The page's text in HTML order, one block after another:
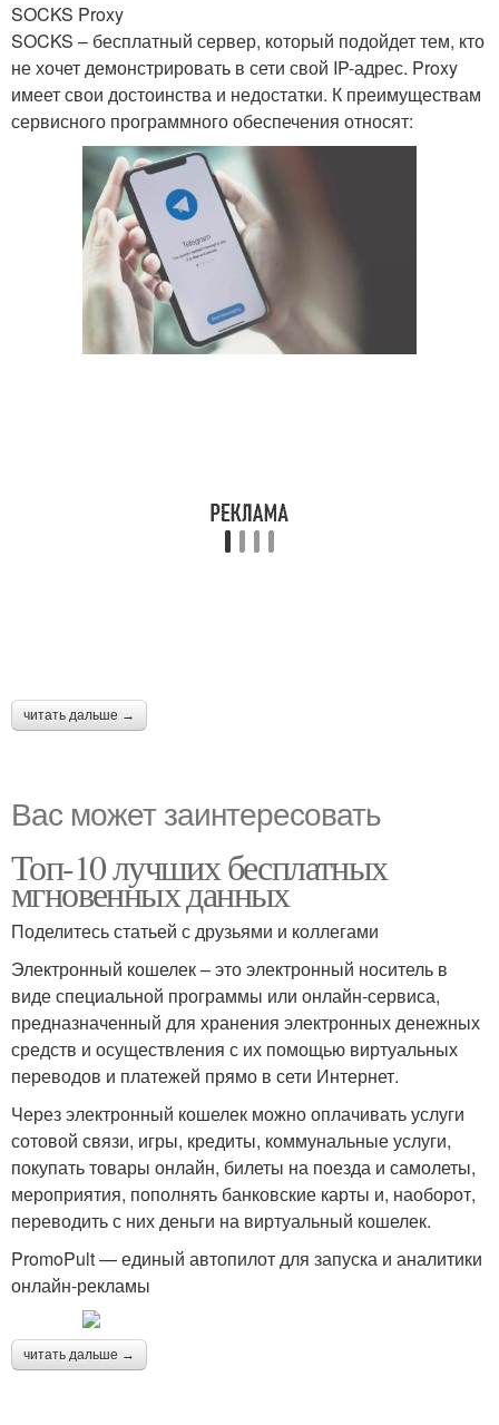
SOCKS Proxy
SOCKS – бесплатный сервер, который подойдет тем, кто
не хочет демонстрировать в сети свой IP-адрес. Proxy
имеет свои достоинства и недостатки. К преимуществам
сервисного программного обеспечения относят:
читать дальше →
Вас может заинтересовать
Топ-10 лучших бесплатных
мгновенных данных
Поделитесь статьей с друзьями и коллегами
Электронный кошелек – это электронный носитель в
виде специальной программы или онлайн-сервиса,
предназначенный для хранения электронных денежных
средств и осуществления с их помощью виртуальных
переводов и платежей прямо в сети Интернет.
Через электронный кошелек можно оплачивать услуги
сотовой связи, игры, кредиты, коммунальные услуги,
покупать товары онлайн, билеты на поезда и самолеты,
мероприятия, пополнять банковские карты и, наоборот,
переводить с них деньги на виртуальный кошелек.
PromoPult — единый автопилот для запуска и аналитики
онлайн-рекламы
читать дальше →